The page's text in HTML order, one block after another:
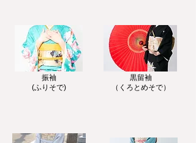
​振袖
(ふりそで)
黒留袖
​（くろとめそで）